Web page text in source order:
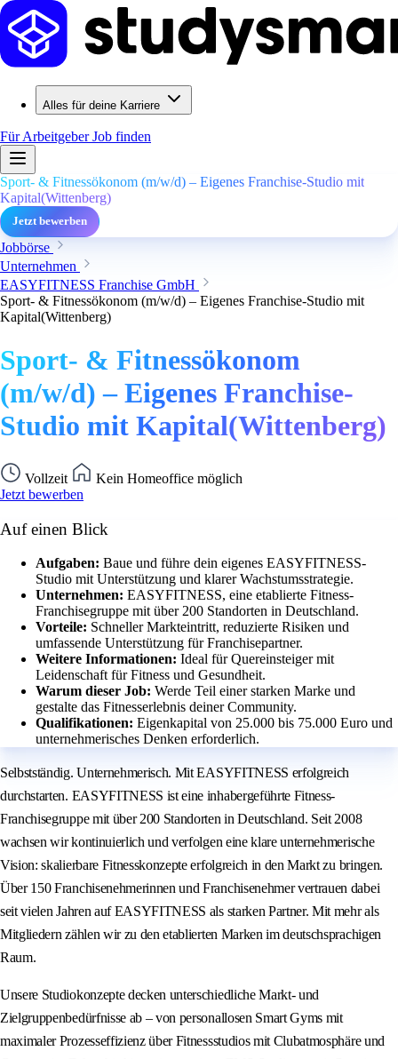
Alles für deine Karriere
Für ArbeitgeberJob finden
Sport- & Fitnessökonom (m/w/d) – Eigenes Franchise-Studio mit
Kapital(Wittenberg)
Jetzt bewerben
Jobbörse
Unternehmen
EASYFITNESS Franchise GmbH
Sport- & Fitnessökonom (m/w/d) – Eigenes Franchise-Studio mit
Kapital(Wittenberg)
Sport- & Fitnessökonom
(m/w/d) – Eigenes Franchise-
Studio mit Kapital(Wittenberg)
Vollzeit
Kein Homeoffice möglich
Jetzt bewerben
Auf einen Blick
Aufgaben: Baue und führe dein eigenes EASYFITNESS-
Studio mit Unterstützung und klarer Wachstumsstrategie.
Unternehmen: EASYFITNESS, eine etablierte Fitness-
Franchisegruppe mit über 200 Standorten in Deutschland.
Vorteile: Schneller Markteintritt, reduzierte Risiken und
umfassende Unterstützung für Franchisepartner.
Weitere Informationen: Ideal für Quereinsteiger mit
Leidenschaft für Fitness und Gesundheit.
Warum dieser Job: Werde Teil einer starken Marke und
gestalte das Fitnesserlebnis deiner Community.
Qualifikationen: Eigenkapital von 25.000 bis 75.000 Euro und
unternehmerisches Denken erforderlich.
Selbstständig. Unternehmerisch. Mit EASYFITNESS erfolgreich
durchstarten. EASYFITNESS ist eine inhabergeführte Fitness-
Franchisegruppe mit über 200 Standorten in Deutschland. Seit 2008
wachsen wir kontinuierlich und verfolgen eine klare unternehmerische
Vision: skalierbare Fitnesskonzepte erfolgreich in den Markt zu bringen.
Über 150 Franchisenehmerinnen und Franchisenehmer vertrauen dabei
seit vielen Jahren auf EASYFITNESS als starken Partner. Mit mehr als
Mitgliedern zählen wir zu den etablierten Marken im deutschsprachigen
Raum.
Unsere Studiokonzepte decken unterschiedliche Markt- und
Zielgruppenbedürfnisse ab – von personallosen Smart Gyms mit
maximaler Prozesseffizienz über Fitnessstudios mit Clubatmosphäre und